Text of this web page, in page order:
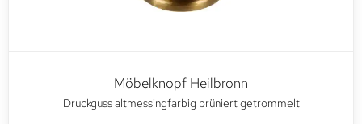
Möbelknopf Heilbronn
Druckguss altmessingfarbig brüniert getrommelt